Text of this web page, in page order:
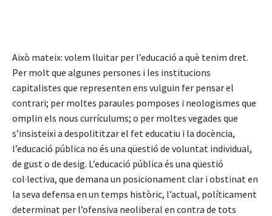
Això mateix: volem lluitar per l’educació a què tenim dret.
Per molt que algunes persones i les institucions
capitalistes que representen ens vulguin fer pensar el
contrari; per moltes paraules pomposes i neologismes que
omplin els nous currículums; o per moltes vegades que
s’insisteixi a despolititzar el fet educatiu i la docència,
l’educació pública no és una qüestió de voluntat individual,
de gust o de desig. L’educació pública és una qüestió
col·lectiva, que demana un posicionament clar i obstinat en
la seva defensa en un temps històric, l’actual, políticament
determinat per l’ofensiva neoliberal en contra de tots